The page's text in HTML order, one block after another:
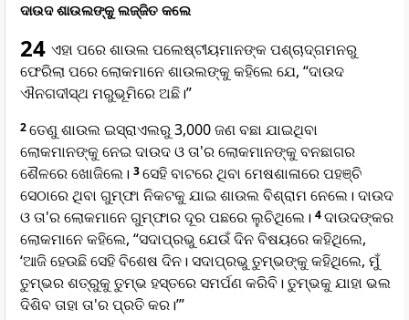
ଦାଉଦ ଶାଉଲଙ୍କୁ ଲଜ୍ଜିତ କଲେ
24 ଏହା ପରେ ଶାଉଲ ପଲେଷ୍ଟୀୟମାନଙ୍କ ପଶ୍ଚା‌‌ଦ୍‌ଗମନରୁ
ଫେରିଲା ପରେ ଲୋକମାନେ ଶାଉଲଙ୍କୁ କହିଲେ ଯେ, “ଦାଉଦ
ଐନଗଦୀସ୍ଥ ମରୁଭୂମିରେ ଅଛି।”
2ତେଣୁ ଶାଉଲ ଇସ୍ରାଏଲରୁ 3,000 ଜଣ ବଛା ଯାଇଥିବା
ଲୋକମାନଙ୍କୁ ନେଇ ଦାଉଦ ଓ ତା'ର ଲୋକମାନଙ୍କୁ ବନଛାଗର
ଶୈଳରେ ଖୋଜିଲେ। 3ସେହି ବାଟରେ ଥିବା ମେଷଶାଳାରେ ପହଞ୍ଚି
ସେଠାରେ ଥିବା ଗୁମ୍ଫା ନିକଟକୁ ଯାଇ ଶାଉଲ ବିଶ୍ରାମ ନେଲେ। ଦାଉଦ
ଓ ତା'ର ଲୋକମାନେ ଗୁମ୍ଫାର ଦୂର ପଛରେ ଲୁଚିଥିଲେ। 4ଦାଉଦଙ୍କର
ଲୋକମାନେ କହିଲେ, “ସଦାପ୍ରଭୁ ଯେଉଁ ଦିନ ବିଷୟରେ କହିଥିଲେ,
‘ଆଜି ହେଉଛି ସେହି ବିଶେଷ ଦିନ। ସଦାପ୍ରଭୁ ତୁମ୍ଭଙ୍କୁ କହିଥିଲେ, ମୁଁ
ତୁମ୍ଭର ଶତ୍ରୁକୁ ତୁମ୍ଭ ହସ୍ତରେ ସମର୍ପଣ କରିବି। ତୁମ୍ଭକୁ ଯାହା ଭଲ
ଦିଶିବ ତାହା ତା'ର ପ୍ରତି କର।’”